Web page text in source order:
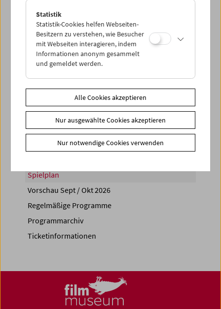
PROGRAMM ÜBERBLICK
Share on
Spielplan
Vorschau Sept / Okt 2026
Regelmäßige Programme
Programmarchiv
Ticketinformationen
Statistik
Statistik-Cookies helfen Webseiten-
Besitzern zu verstehen, wie Besucher
mit Webseiten interagieren, indem
Informationen anonym gesammelt
und gemeldet werden.
Alle Cookies akzeptieren
Nur ausgewählte Cookies akzeptieren
Nur notwendige Cookies verwenden